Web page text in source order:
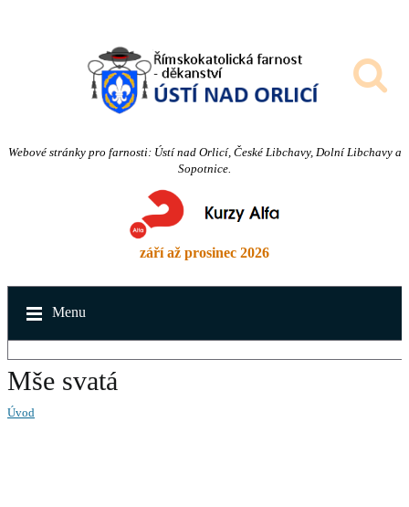
Webové stránky pro farnosti: Ústí nad Orlicí, České Libchavy, Dolní Libchavy a
Sopotnice.
září až prosinec 2026
Menu
Mše svatá
Úvod